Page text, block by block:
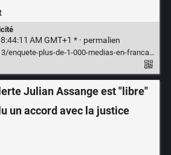
AM GMT+1 * · permalien
1-000-medias-en-francais-generes-par-ia-polluent-le-web-et-google/
Julian Assange est "libre"
un accord avec la justice